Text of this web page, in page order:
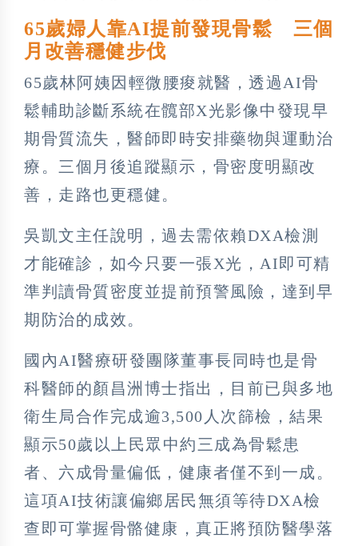
65歲婦人靠AI提前發現骨鬆 三個
月改善穩健步伐
65歲林阿姨因輕微腰痠就醫，透過AI骨
鬆輔助診斷系統在髖部X光影像中發現早
期骨質流失，醫師即時安排藥物與運動治
療。三個月後追蹤顯示，骨密度明顯改
善，走路也更穩健。
吳凱文主任說明，過去需依賴DXA檢測
才能確診，如今只要一張X光，AI即可精
準判讀骨質密度並提前預警風險，達到早
期防治的成效。
國內AI醫療研發團隊董事長同時也是骨
科醫師的顏昌洲博士指出，目前已與多地
衛生局合作完成逾3,500人次篩檢，結果
顯示50歲以上民眾中約三成為骨鬆患
者、六成骨量偏低，健康者僅不到一成。
這項AI技術讓偏鄉居民無須等待DXA檢
查即可掌握骨骼健康，真正將預防醫學落